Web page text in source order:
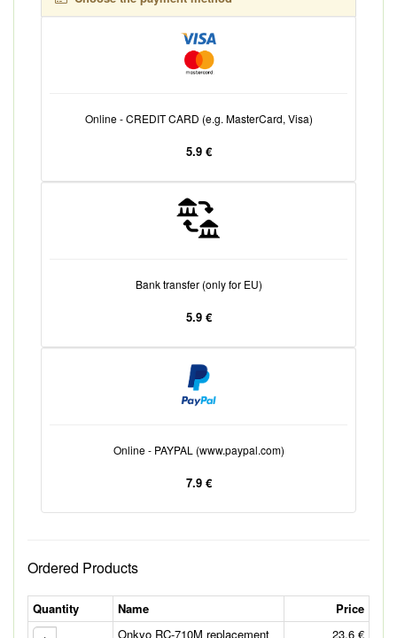
Online - CREDIT CARD (e.g. MasterCard, Visa)
5.9 €
Bank transfer (only for EU)
5.9 €
Online - PAYPAL (www.paypal.com)
7.9 €
Ordered Products
Quantity Name
Price
Onkyo RC-710M replacement
23.6 €